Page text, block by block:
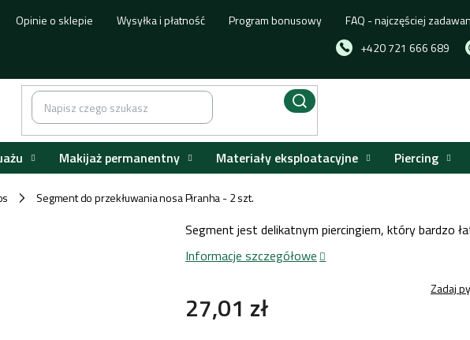
+420 721 666 689
Opinie o sklepie Wysyłka i płatność Program bonusowy FAQ - najczęściej
Makijaż permanentny Materiały eksploatacyjne Piercing
/ Segment do przekłuwania nosa Piranha - 2 szt.
27,01 zł
Segment jest delikatnym piercingiem, który bardzo
Informacje szczegółowe
Zadaj